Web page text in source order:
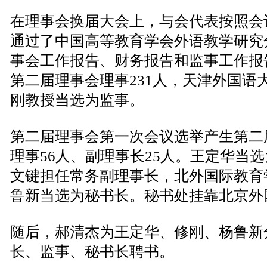
在理事会换届大会上，与会代表按照
通过了中国高等教育学会外语教学研
事会工作报告、财务报告和监事工作
第二届理事会理事231人，天津外国语
刚教授当选为监事。
第二届理事会第一次会议选举产生第
理事56人、副理事长25人。王定华当
文键担任常务副理事长，北外国际教
鲁新当选为秘书长。秘书处挂靠北京
随后，郝清杰为王定华、修刚、杨鲁
长、监事、秘书长聘书。